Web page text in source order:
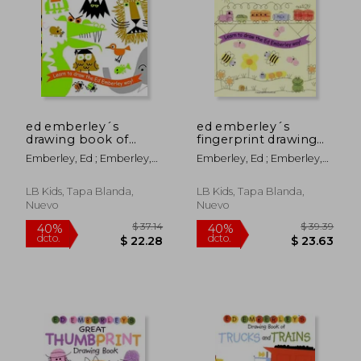
40% $ 46.14 40%
ed emberley´s
drawing book of
animals (en Inglés)
Emberley, Ed ; Emberley,
LB Kids, Tapa Blanda,
Nuevo
ed emberley´s
fingerprint drawing
book (en Inglés)
Emberley, Ed ; Emberley,
LB Kids, Tapa Blanda,
Nuevo